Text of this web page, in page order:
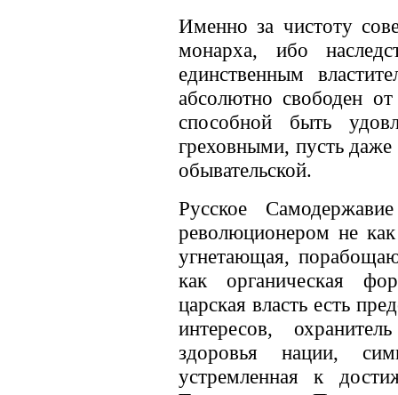
Именно за чистоту
монарха, ибо
единственным
абсолютно свободен
способной быть
греховными, пусть
обывательской.
Русское
революционером не
угнетающая,
как органическая
царская власть есть
интересов,
здоровья нации,
устремленная к